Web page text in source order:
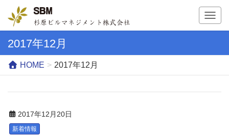
T
a
2017年12月
HOME 2017年12月
2017年12月20日
新着情報